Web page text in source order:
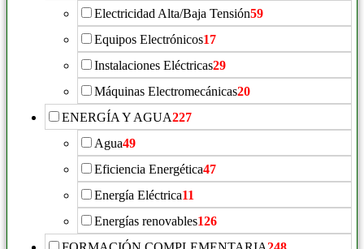
Electricidad Alta/Baja Tensión59
Equipos Electrónicos17
Instalaciones Eléctricas29
Máquinas Electromecánicas20
ENERGÍA Y AGUA227
Agua49
Eficiencia Energética47
Energía Eléctrica11
Energías renovables126